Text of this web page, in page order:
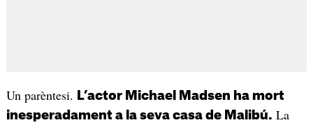
Un parèntesi.
L’actor Michael Madsen ha mort
inesperadament a la seva casa de Malibú. La